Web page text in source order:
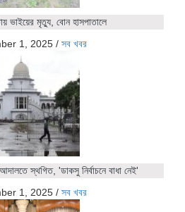
ভাইয়ের মৃত্যু, বোন হাসপাতালে
1, 2025 / সব খবর
স্থগিত, 'ডাকসু নির্বাচনে বাধা নেই'
1, 2025 / সব খবর